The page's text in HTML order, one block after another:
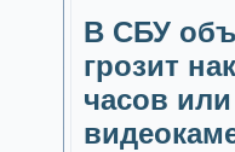
В СБУ
грозит
часов